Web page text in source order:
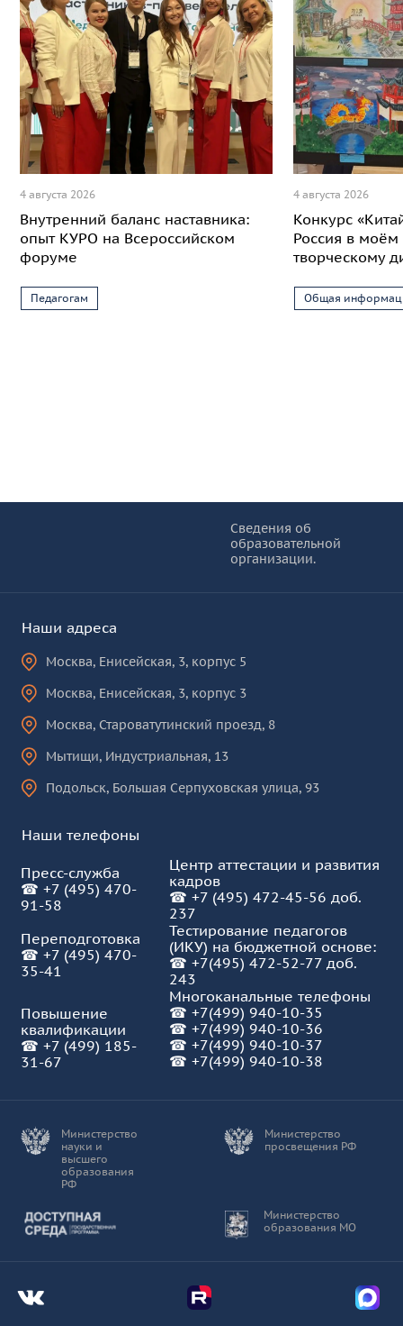
4 августа 2026
Внутренний баланс наставника:
опыт КУРО на Всероссийском
форуме
Педагогам
4 августа 2026
Конкурс
Россия в моём
творческому
Общая
Сведения об
образовательной
организации.
Наши адреса
Москва, Енисейская, 3, корпус 5
Москва, Енисейская, 3, корпус 3
Москва, Староватутинский проезд, 8
Мытищи, Индустриальная, 13
Подольск, Большая Серпуховская улица, 93
Наши телефоны
Пресс-служба
☎ +7 (495) 470-
91-58
Центр аттестации и развития
кадров
☎ +7 (495) 472-45-56 доб.
237
Переподготовка
☎ +7 (495) 470-
35-41
Тестирование педагогов
(ИКУ) на бюджетной основе:
☎ +7(495) 472-52-77 доб.
243
Многоканальные телефоны
☎ +7(499) 940-10-35
☎ +7(499) 940-10-36
☎ +7(499) 940-10-37
☎ +7(499) 940-10-38
Повышение
квалификации
☎ +7 (499) 185-
31-67
Министерство
науки и
высшего
образования
РФ
Министерство
просвещения РФ
Министерство
образования МО
Доступная среда
Мы во Вконтакте Мы в Telegram Мы в